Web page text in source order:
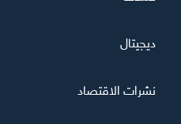
ديجيتال
نشرات الاقتصاد